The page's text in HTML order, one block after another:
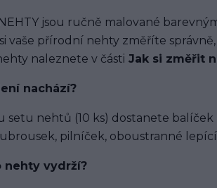
NEHTY jsou ručně malované
vaše přírodní nehty změříte
naleznete v části Jak si změřit
nachází?
setu nehtů (10 ks) dostanete
pilníček, oboustranné
nehty vydrží?